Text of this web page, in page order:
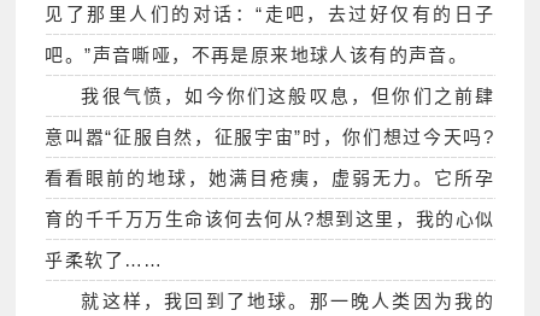
见了那里人们的对话：“走吧，去过好仅有的日子
吧。”声音嘶哑，不再是原来地球人该有的声音。
我很气愤，如今你们这般叹息，但你们之前肆
意叫嚣“征服自然，征服宇宙”时，你们想过今天吗?
看看眼前的地球，她满目疮痍，虚弱无力。它所孕
育的千千万万生命该何去何从?想到这里，我的心似
乎柔软了……
就这样，我回到了地球。那一晚人类因为我的